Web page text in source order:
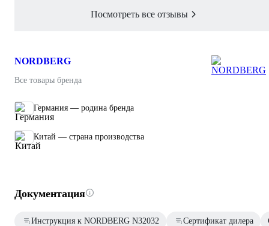
Посмотреть все отзывы
NORDBERG
Все товары бренда
Германия — родина бренда
Китай — страна производства
Документация
Инструкция к NORDBERG N32032 Сертификат дилера